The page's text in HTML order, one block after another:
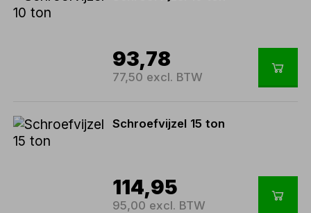
93,78
77,50 excl. BTW
Schroefvijzel 15 ton
114,95
95,00 excl. BTW